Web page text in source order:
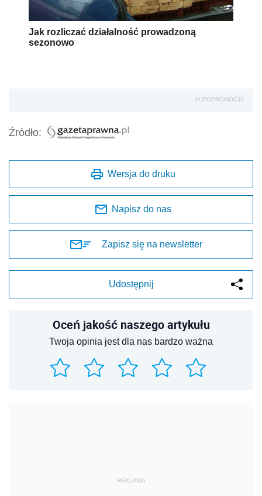
Jak rozliczać działalność prowadzoną
sezonowo
AUTOPROMOCJA
Źródło:
Wersja do druku
Napisz do nas
Zapisz się na newsletter
Udostępnij
Oceń jakość naszego artykułu
Twoja opinia jest dla nas bardzo ważna
REKLAMA